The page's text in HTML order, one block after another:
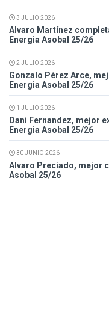
3 JULIO 2026
Alvaro Martínez
Energia Asobal 25/26
2 JULIO 2026
Gonzalo Pérez Arce,
Energia Asobal 25/26
1 JULIO 2026
Dani Fernandez, mejor
Energia Asobal 25/26
30 JUNIO 2026
Alvaro Preciado, mejor
Asobal 25/26